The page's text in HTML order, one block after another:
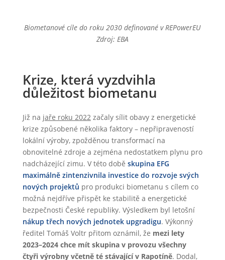
Biometanové cíle do roku 2030 definované v REPowerEU
Zdroj: EBA
Krize, která vyzdvihla
důležitost biometanu
Již na jaře roku 2022začaly sílit obavy z energetické
krize způsobené několika faktory – nepřipraveností
lokální výroby, zpožděnou transformací na
obnovitelné zdroje a zejména nedostatkem plynu pro
nadcházející zimu. V této době skupina EFG
maximálně zintenzivnila investice do rozvoje svých
nových projektů pro produkci biometanu s cílem co
možná nejdříve přispět ke stabilitě a energetické
bezpečnosti České republiky. Výsledkem byl letošní
nákup třech nových jednotek upgradigu. Výkonný
ředitel Tomáš Voltr přitom oznámil, že mezi lety
2023–2024 chce mít skupina v provozu všechny
čtyři výrobny včetně té stávající v Rapotíně. Dodal,